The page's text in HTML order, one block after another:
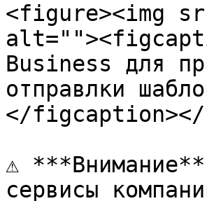
<figure><img
Business для
отправлки
</
⚠️
сервисы